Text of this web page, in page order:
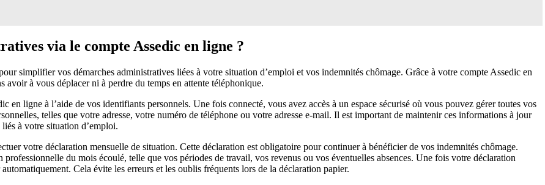
via le compte Assedic en ligne ?
simplifier vos démarches administratives liées à votre situation d’emploi et vos indemnités chômage. Grâce à votre compte Assedic en
à vous déplacer ni à perdre du temps en attente téléphonique.
ligne à l’aide de vos identifiants personnels. Une fois connecté, vous avez accès à un espace sécurisé où vous pouvez gérer toutes vos
telles que votre adresse, votre numéro de téléphone ou votre adresse e-mail. Il est important de maintenir ces informations à jour
à votre situation d’emploi.
votre déclaration mensuelle de situation. Cette déclaration est obligatoire pour continuer à bénéficier de vos indemnités chômage.
du mois écoulé, telle que vos périodes de travail, vos revenus ou vos éventuelles absences. Une fois votre déclaration
Cela évite les erreurs et les oublis fréquents lors de la déclaration papier.